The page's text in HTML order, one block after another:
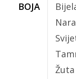
BOJA
Žuta